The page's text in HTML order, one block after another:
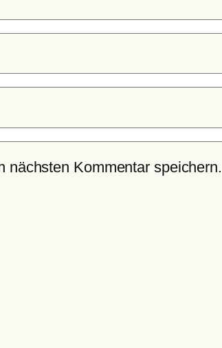
nächsten Kommentar speichern.